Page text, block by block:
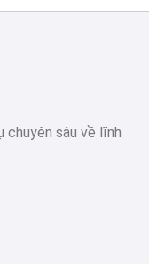
chuyên sâu về lĩnh